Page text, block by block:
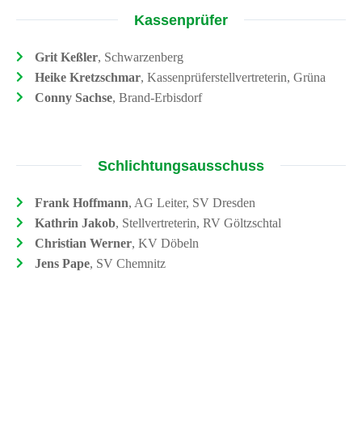
Kassenprüfer
Grit Keßler, Schwarzenberg
Heike Kretzschmar, Kassenprüferstellvertreterin, Grüna
Conny Sachse, Brand-Erbisdorf
Schlichtungsausschuss
Frank Hoffmann, AG Leiter, SV Dresden
Kathrin Jakob, Stellvertreterin, RV Göltzschtal
Christian Werner, KV Döbeln
Jens Pape, SV Chemnitz